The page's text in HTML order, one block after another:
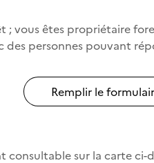
vous êtes propriétaire
des personnes pouvant
Remplir le
consultable sur la carte ci-